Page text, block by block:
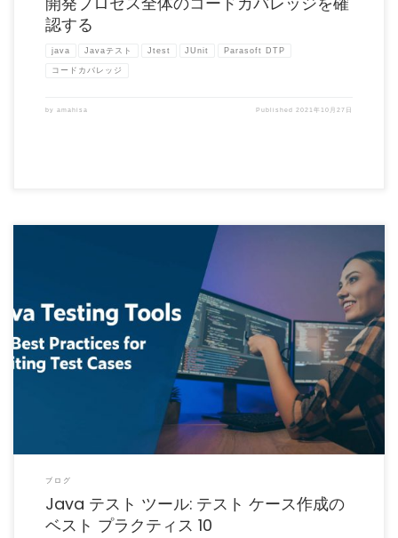
認する
java Javaテスト Jtest JUnit Parasoft DTP
コードカバレッジ
by amahisa Published 2021年10月27日
もしJava がなかったら今日のビッグ データや機械学習プロジェクトがどのようにな
っていたかを想像す […]
ブログ
Java テスト ツール: テスト ケース作成の
ベスト プラクティス 10